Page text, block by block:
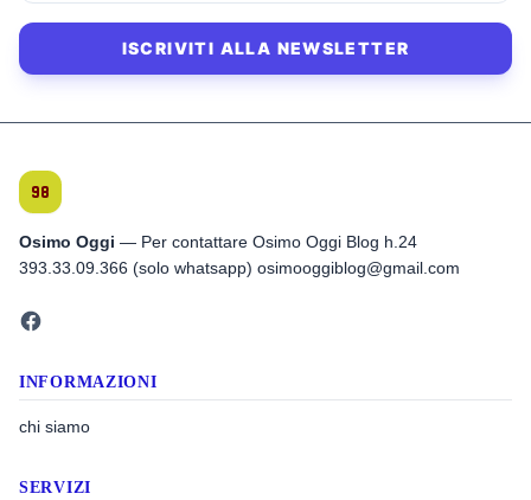
ISCRIVITI ALLA NEWSLETTER
Osimo Oggi — Per contattare Osimo Oggi Blog h.24
393.33.09.366 (solo whatsapp) osimooggiblog@gmail.com
INFORMAZIONI
chi siamo
SERVIZI